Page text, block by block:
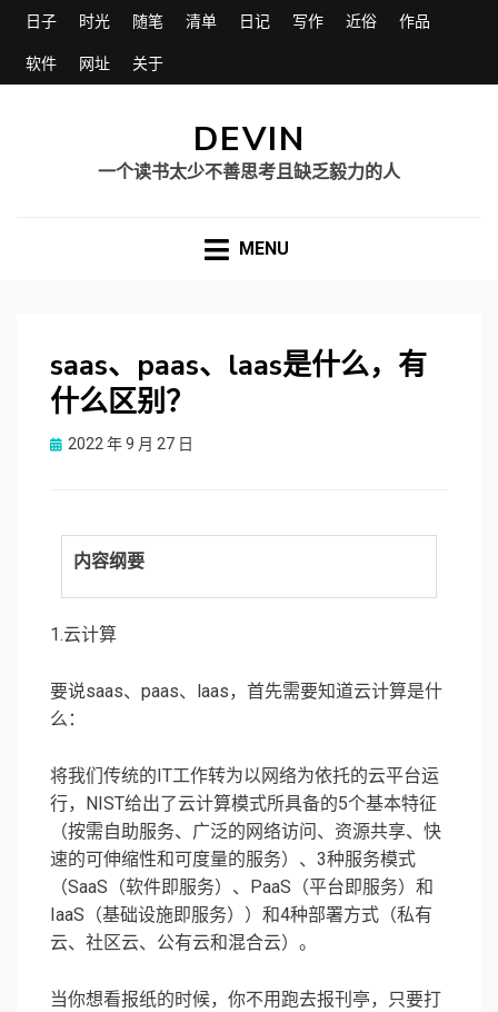
日子 时光 随笔 清单 日记 写作 近俗 作品
软件 网址 关于
DEVIN
一个读书太少不善思考且缺乏毅力的人
MENU
saas、paas、laas是什么，有
什么区别？
Posted
2022 年 9 月 27 日
内容纲要
1.云计算
要说saas、paas、laas，首先需要知道云计算是什
么：
将我们传统的IT工作转为以网络为依托的云平台运
行，NIST给出了云计算模式所具备的5个基本特征
（按需自助服务、广泛的网络访问、资源共享、快
速的可伸缩性和可度量的服务）、3种服务模式
（SaaS（软件即服务）、PaaS（平台即服务）和
IaaS（基础设施即服务））和4种部署方式（私有
云、社区云、公有云和混合云）。
当你想看报纸的时候，你不用跑去报刊亭，只要打